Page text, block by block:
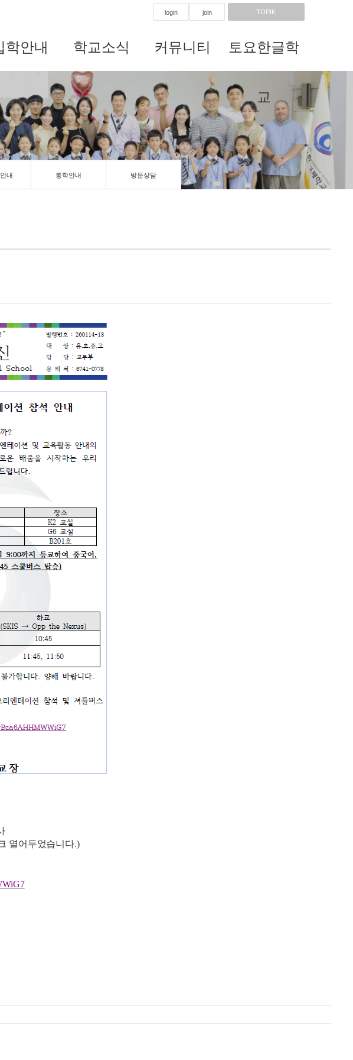
login join TOPIK
학안내 학교소식 커뮤니티 토요한글학
교
내 통학안내 방문상담
열어두었습니다.)